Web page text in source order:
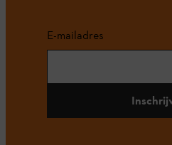
E-mailadres